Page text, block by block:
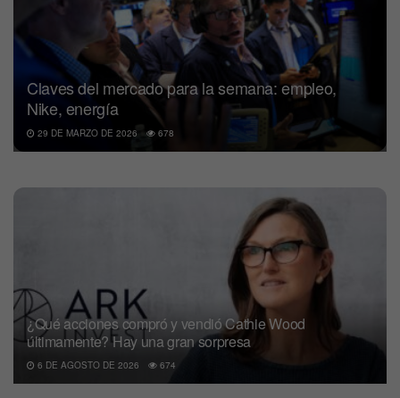
Claves del mercado para la semana: empleo,
Nike, energía
29 DE MARZO DE 2026 678
¿Qué acciones compró y vendió Cathie Wood
últimamente? Hay una gran sorpresa
6 DE AGOSTO DE 2026 674